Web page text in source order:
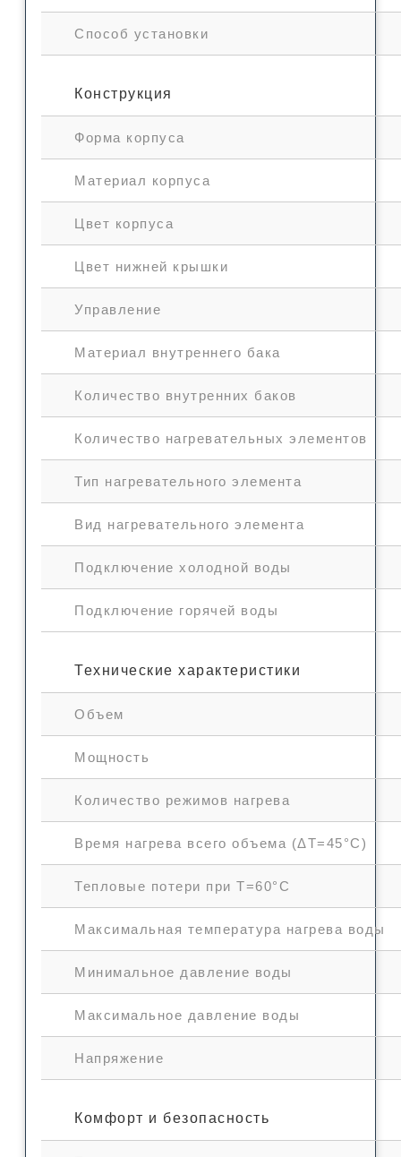
Способ установки
Конструкция
Форма корпуса
Материал корпуса
Цвет корпуса
Цвет нижней крышки
Управление
Материал внутреннего бака
Количество внутренних баков
Количество нагревательных элементов
Тип нагревательного элемента
Вид нагревательного элемента
Подключение холодной воды
Подключение горячей воды
Технические характеристики
Объем
Мощность
Количество режимов нагрева
Время нагрева всего объема (ΔT=45°С)
Тепловые потери при T=60°С
Максимальная температура нагрева воды
Минимальное давление воды
Максимальное давление воды
Напряжение
Комфорт и безопасность